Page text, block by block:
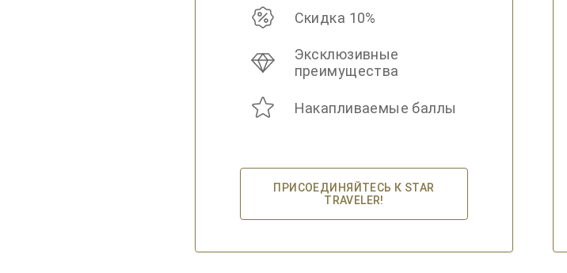
Скидка 10%
Эксклюзивные
преимущества
Накапливаемые баллы
ПРИСОЕДИНЯЙТЕСЬ К STAR
TRAVELER!